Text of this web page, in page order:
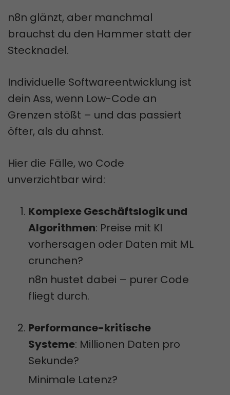
n8n glänzt, aber manchmal
brauchst du den Hammer statt der
Stecknadel.
Individuelle Softwareentwicklung ist
dein Ass, wenn Low-Code an
Grenzen stößt – und das passiert
öfter, als du ahnst.
Hier die Fälle, wo Code
unverzichtbar wird:
Komplexe Geschäftslogik und
Algorithmen: Preise mit KI
vorhersagen oder Daten mit ML
crunchen?
n8n hustet dabei – purer Code
fliegt durch.
Performance-kritische
Systeme: Millionen Daten pro
Sekunde?
Minimale Latenz?